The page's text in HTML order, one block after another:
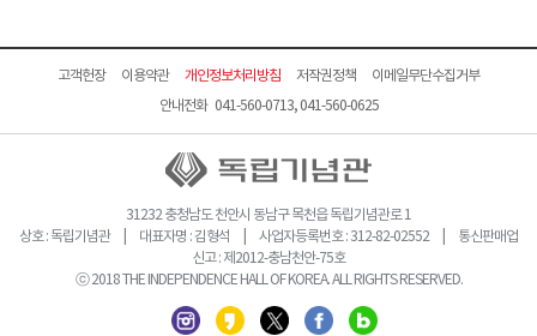
고객헌장 이용약관 개인정보처리방침 저작권정책
이메일무단수집거부
안내전화 041-560-0713, 041-560-0625
31232 충청남도 천안시 동남구 목천읍 독립기념관로 1
상호 : 독립기념관 | 대표자명 : 김형석 | 사업자등록번호 : 312-82-02552 | 통신판매업
신고 : 제2012-충남천안-75호
ⓒ 2018 THE INDEPENDENCE HALL OF KOREA. ALL RIGHTS RESERVED.